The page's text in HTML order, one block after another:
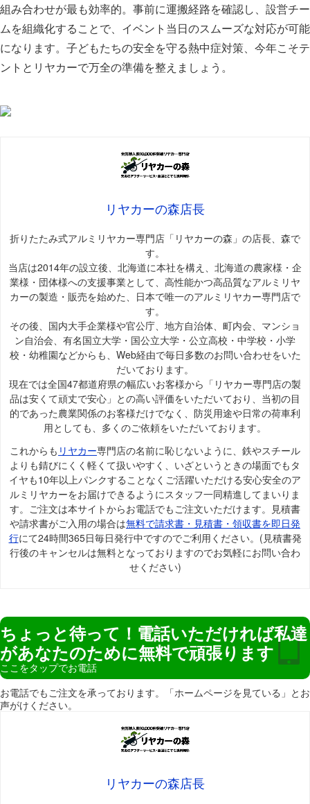
組み合わせが最も効率的。事前に運搬経路を確認し、設営チー
ムを組織化することで、イベント当日のスムーズな対応が可能
になります。子どもたちの安全を守る熱中症対策、今年こそテ
ントとリヤカーで万全の準備を整えましょう。
リヤカーの森店長
折りたたみ式アルミリヤカー専門店「リヤカーの森」の店長、森で
す。
当店は2014年の設立後、北海道に本社を構え、北海道の農家様・企
業様・団体様への支援事業として、高性能かつ高品質なアルミリヤ
カーの製造・販売を始めた、日本で唯一のアルミリヤカー専門店で
す。
その後、国内大手企業様や官公庁、地方自治体、町内会、マンショ
ン自治会、有名国立大学・国公立大学・公立高校・中学校・小学
校・幼稚園などからも、Web経由で毎日多数のお問い合わせをいた
だいております。
現在では全国47都道府県の幅広いお客様から「リヤカー専門店の製
品は安くて頑丈で安心」との高い評価をいただいており、当初の目
的であった農業関係のお客様だけでなく、防災用途や日常の荷車利
用としても、多くのご依頼をいただいております。
これからも リヤカー専門店の名前に恥じないように、鉄やスチール
よりも錆びにくく軽くて扱いやすく、いざというときの場面でもタ
イヤも10年以上パンクすることなくご活躍いただける安心安全のア
ルミリヤカーをお届けできるようにスタッフ一同精進してまいりま
す。ご注文は本サイトからお電話でもご注文いただけます。見積書
や請求書がご入用の場合は無料で請求書・見積書・領収書を即日発
行にて24時間365日毎日発行中ですのでご利用ください。(見積書発
行後のキャンセルは無料となっておりますのでお気軽にお問い合わ
せください)
ちょっと待って！電話いただければ私達
があなたのために無料で頑張ります
ここをタップでお電話
お電話でもご注文を承っております。「ホームページを見ている」とお
声がけください。
リヤカーの森店長